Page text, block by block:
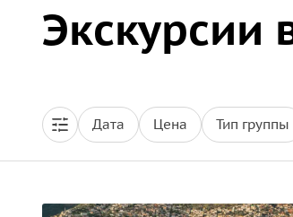
Экскурсии
Дата Цена Тип группы